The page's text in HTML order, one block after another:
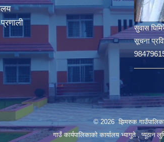
सुवास
सूचना
© 2026 झिमरुक
गाउँ कार्यपालिकाको कार्यालय भ्यागुते , प्यूठान